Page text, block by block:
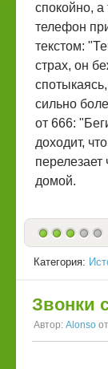
спокойно, а
телефон
текстом:
страх, он
сильно
от 666:
доходит,
домой.
Категория:
Звонки
Автор: Alonso